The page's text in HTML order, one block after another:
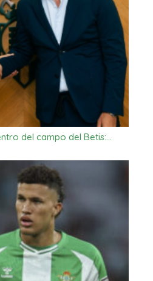
del campo del Betis:…